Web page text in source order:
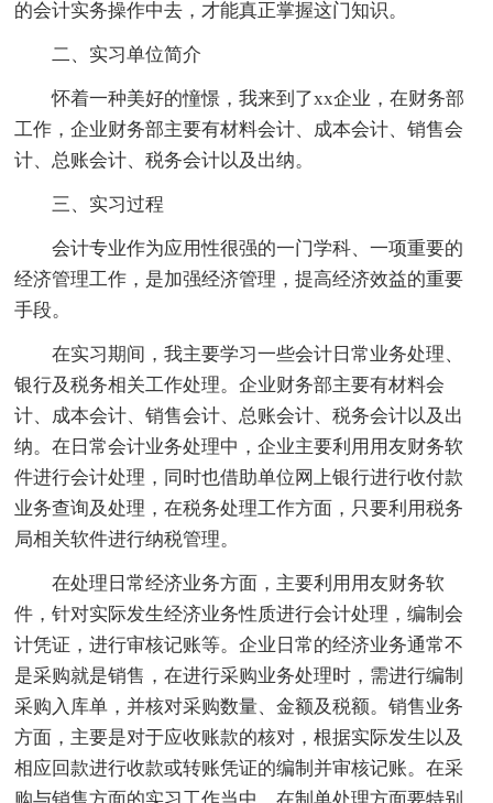
的会计实务操作中去，才能真正掌握这门知识。
二、实习单位简介
怀着一种美好的憧憬，我来到了xx企业，在财务部
工作，企业财务部主要有材料会计、成本会计、销售会
计、总账会计、税务会计以及出纳。
三、实习过程
会计专业作为应用性很强的一门学科、一项重要的
经济管理工作，是加强经济管理，提高经济效益的重要
手段。
在实习期间，我主要学习一些会计日常业务处理、
银行及税务相关工作处理。企业财务部主要有材料会
计、成本会计、销售会计、总账会计、税务会计以及出
纳。在日常会计业务处理中，企业主要利用用友财务软
件进行会计处理，同时也借助单位网上银行进行收付款
业务查询及处理，在税务处理工作方面，只要利用税务
局相关软件进行纳税管理。
在处理日常经济业务方面，主要利用用友财务软
件，针对实际发生经济业务性质进行会计处理，编制会
计凭证，进行审核记账等。企业日常的经济业务通常不
是采购就是销售，在进行采购业务处理时，需进行编制
采购入库单，并核对采购数量、金额及税额。销售业务
方面，主要是对于应收账款的核对，根据实际发生以及
相应回款进行收款或转账凭证的编制并审核记账。在采
购与销售方面的实习工作当中，在制单处理方面要特别